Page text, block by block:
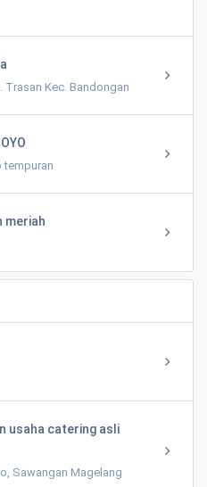
Trasan Kec. Bandongan
tempuran
meriah
usaha catering asli
Sawangan Magelang